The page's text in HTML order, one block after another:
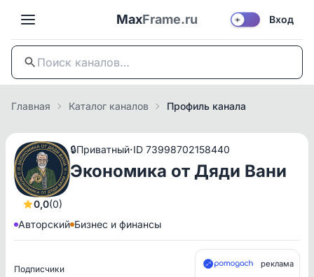
MaxFrame.ru ☀️ Вход
Главная Каталог каналов Профиль канала
0,0(0)
🔒Приватный·ID 73998702158440
Экономика от Дяди Вани
Авторский Бизнес и финансы
Подписчики реклама